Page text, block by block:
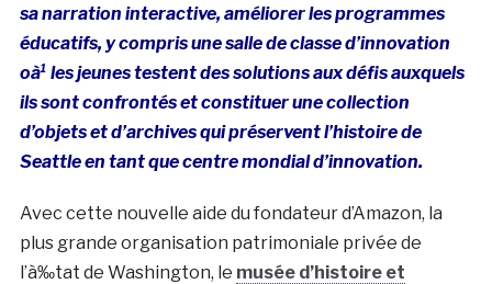
sa narration interactive, améliorer les programmes
éducatifs, y compris une salle de classe d’innovation
oà¹ les jeunes testent des solutions aux défis auxquels
ils sont confrontés et constituer une collection
d’objets et d’archives qui préservent l’histoire de
Seattle en tant que centre mondial d’innovation.
Avec cette nouvelle aide du fondateur d’Amazon, la
plus grande organisation patrimoniale privée de
l’à‰tat de Washington, le musée d’histoire et